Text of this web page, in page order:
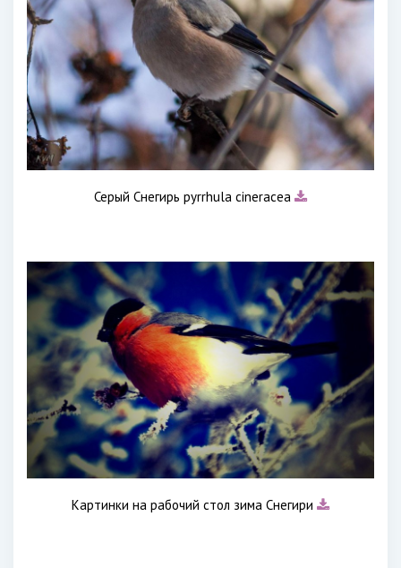
Серый Снегирь pyrrhula cineracea
Картинки на рабочий стол зима Снегири